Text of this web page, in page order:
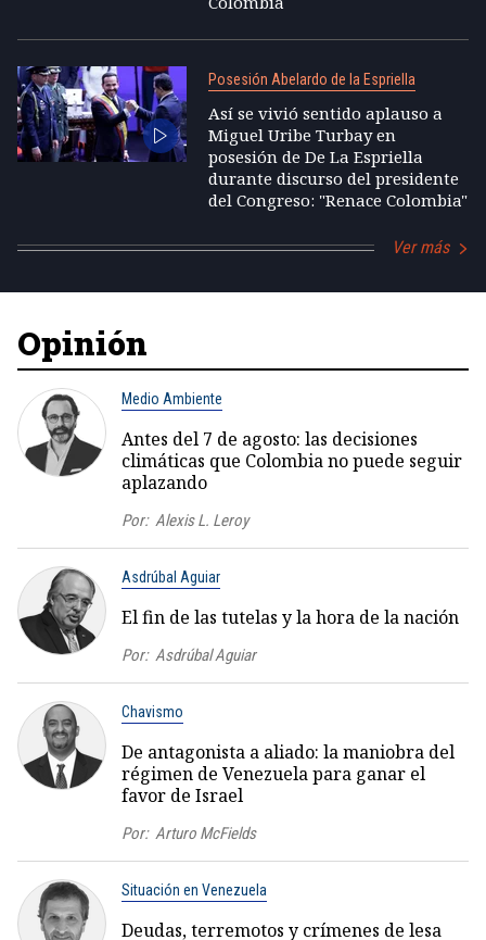
Posesión Abelardo de la Espriella
Así se vivió sentido aplauso a
Miguel Uribe Turbay en
posesión de De La Espriella
durante discurso del presidente
del Congreso: "Renace Colombia"
Ver más
Opinión
Medio Ambiente
Antes del 7 de agosto: las decisiones
climáticas que Colombia no puede seguir
aplazando
Por: Alexis L. Leroy
Asdrúbal Aguiar
El fin de las tutelas y la hora de la nación
Por: Asdrúbal Aguiar
Chavismo
De antagonista a aliado: la maniobra del
régimen de Venezuela para ganar el
favor de Israel
Por: Arturo McFields
Situación en Venezuela
Deudas, terremotos y crímenes de lesa